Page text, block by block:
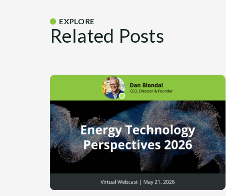
EXPLORE
Related Posts